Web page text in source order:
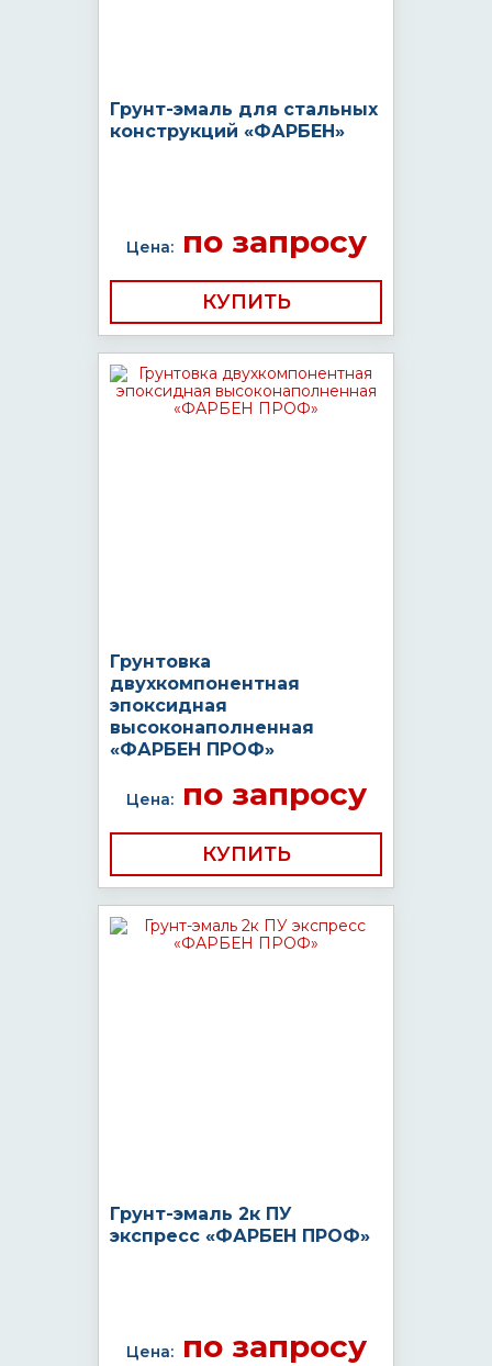
Грунт-эмаль для стальных
конструкций «ФАРБЕН»
Цена:по запросу
КУПИТЬ
Грунтовка
двухкомпонентная
эпоксидная
высоконаполненная
«ФАРБЕН ПРОФ»
Цена:по запросу
КУПИТЬ
Грунт-эмаль 2к ПУ
экспресс «ФАРБЕН ПРОФ»
Цена:по запросу